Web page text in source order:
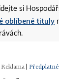
si
oblíbené tituly